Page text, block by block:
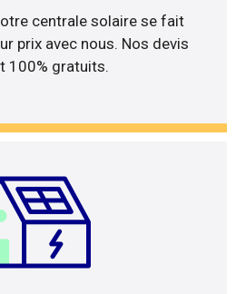
centrale solaire se fait
prix avec nous. Nos devis
100% gratuits.